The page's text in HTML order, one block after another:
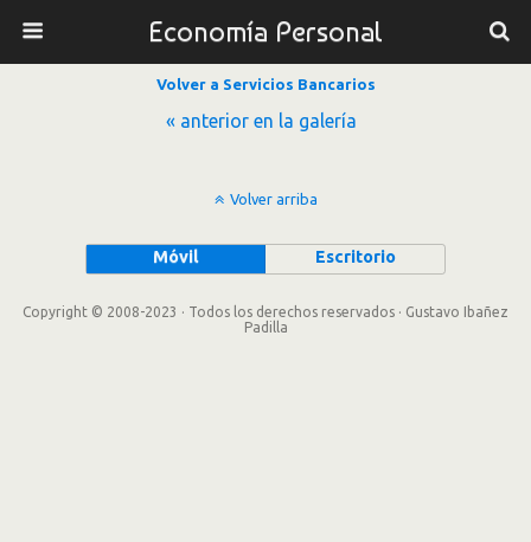
Economía Personal
Volver a Servicios Bancarios
« anterior en la galería
Volver arriba
Móvil Escritorio
Copyright © 2008-2023 · Todos los derechos reservados · Gustavo Ibañez
Padilla